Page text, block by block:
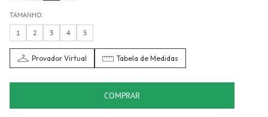
TAMANHO:
1
2 3 4 5
Provador Virtual Tabela de Medidas
COMPRAR